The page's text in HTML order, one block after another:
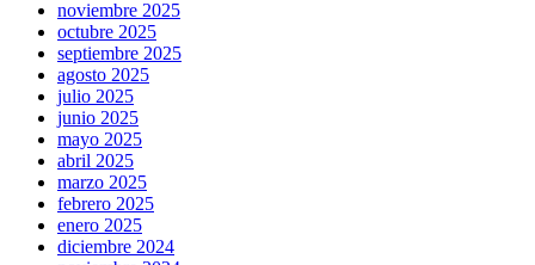
noviembre 2025
octubre 2025
septiembre 2025
agosto 2025
julio 2025
junio 2025
mayo 2025
abril 2025
marzo 2025
febrero 2025
enero 2025
diciembre 2024